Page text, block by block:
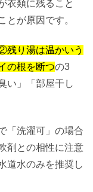
衣類に残ること
とが原因です。
残り湯は温かいう
の根を断つの3
い」「部屋干し
「洗濯可」の場合
剤との相性に注意
道水のみを推奨し